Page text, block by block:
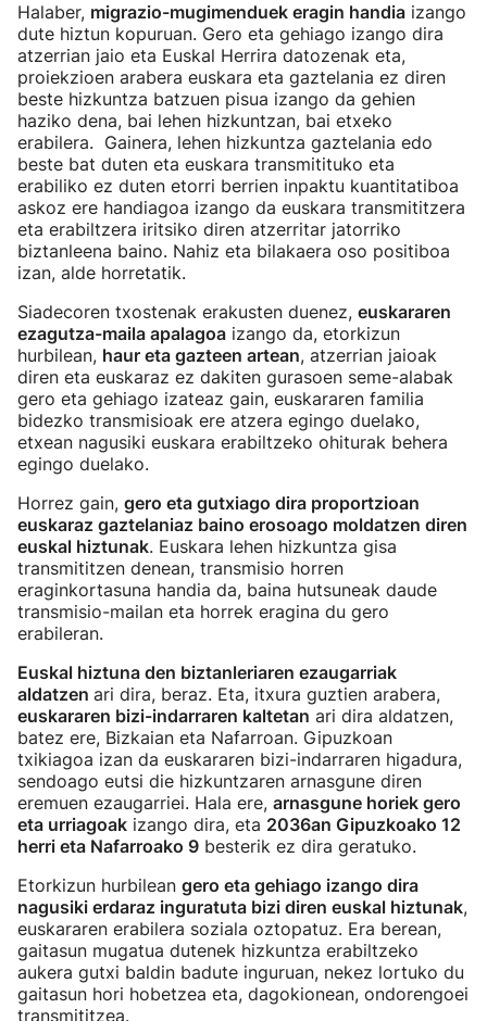
Halaber, migrazio-mugimenduek eragin handia izango
dute hiztun kopuruan. Gero eta gehiago izango dira
atzerrian jaio eta Euskal Herrira datozenak eta,
proiekzioen arabera euskara eta gaztelania ez diren
beste hizkuntza batzuen pisua izango da gehien
haziko dena, bai lehen hizkuntzan, bai etxeko
erabilera. Gainera, lehen hizkuntza gaztelania edo
beste bat duten eta euskara transmitituko eta
erabiliko ez duten etorri berrien inpaktu kuantitatiboa
askoz ere handiagoa izango da euskara transmititzera
eta erabiltzera iritsiko diren atzerritar jatorriko
biztanleena baino. Nahiz eta bilakaera oso positiboa
izan, alde horretatik.
Siadecoren txostenak erakusten duenez, euskararen
ezagutza-maila apalagoa izango da, etorkizun
hurbilean, haur eta gazteen artean, atzerrian jaioak
diren eta euskaraz ez dakiten gurasoen seme-alabak
gero eta gehiago izateaz gain, euskararen familia
bidezko transmisioak ere atzera egingo duelako,
etxean nagusiki euskara erabiltzeko ohiturak behera
egingo duelako.
Horrez gain, gero eta gutxiago dira proportzioan
euskaraz gaztelaniaz baino erosoago moldatzen diren
euskal hiztunak. Euskara lehen hizkuntza gisa
transmititzen denean, transmisio horren
eraginkortasuna handia da, baina hutsuneak daude
transmisio-mailan eta horrek eragina du gero
erabileran.
Euskal hiztuna den biztanleriaren ezaugarriak
aldatzen ari dira, beraz. Eta, itxura guztien arabera,
euskararen bizi-indarraren kaltetan ari dira aldatzen,
batez ere, Bizkaian eta Nafarroan. Gipuzkoan
txikiagoa izan da euskararen bizi-indarraren higadura,
sendoago eutsi die hizkuntzaren arnasgune diren
eremuen ezaugarriei. Hala ere, arnasgune horiek gero
eta urriagoak izango dira, eta 2036an Gipuzkoako 12
herri eta Nafarroako 9 besterik ez dira geratuko.
Etorkizun hurbilean gero eta gehiago izango dira
nagusiki erdaraz inguratuta bizi diren euskal hiztunak,
euskararen erabilera soziala oztopatuz. Era berean,
gaitasun mugatua dutenek hizkuntza erabiltzeko
aukera gutxi baldin badute inguruan, nekez lortuko du
gaitasun hori hobetzea eta, dagokionean, ondorengoei
transmititzea.